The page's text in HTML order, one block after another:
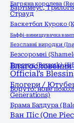
Багряна королева
Бартімеус,
Страуд
Баскетбол Куроко
Баффі-винищувачка
Безславні виродки
Безсоромні
Берсерк (Berserk) (8)
Official’s
Блогери /
Боруто: нове
Generations)
Брама Балдура
Ван Піс (One